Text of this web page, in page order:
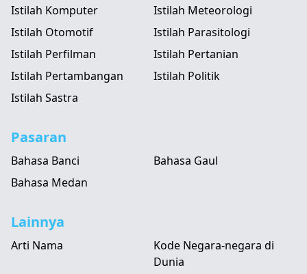
Istilah Komputer
Istilah Meteorologi
Istilah Otomotif
Istilah Parasitologi
Istilah Perfilman
Istilah Pertanian
Istilah Pertambangan
Istilah Politik
Istilah Sastra
Pasaran
Bahasa Banci
Bahasa Gaul
Bahasa Medan
Lainnya
Arti Nama
Kode Negara-negara di
Dunia